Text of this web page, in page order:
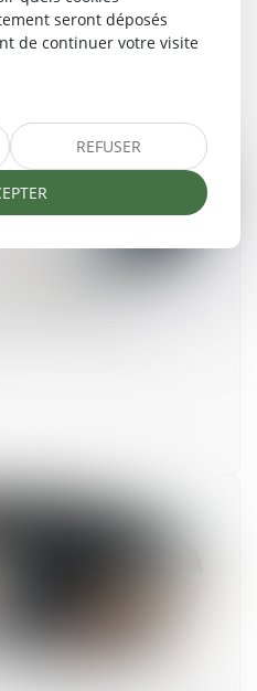
seront déposés
de continuer votre visite
REFUSER